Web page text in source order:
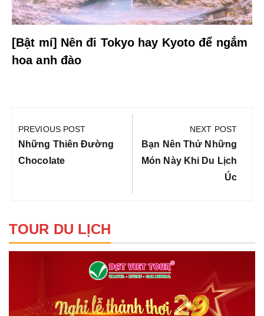
[Bật mí] Nên đi Tokyo hay Kyoto để ngắm
hoa anh đào
hướng
bài
viết
PREVIOUS POST
Previous
Post:
Những Thiên Đường
Chocolate
NEXT POST
Next
Post:
Bạn Nên Thử Những
Món Này Khi Du Lịch
Úc
TOUR DU LỊCH